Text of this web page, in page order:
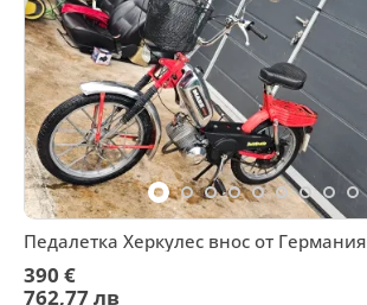
Педалетка Херкулес внос от Германия
390 €
762,77 лв